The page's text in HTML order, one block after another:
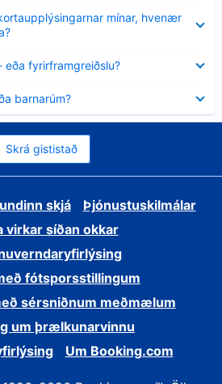
mínar, hvenær
eða fyrirframgreiðslu?
barnarúm?
Skrá gististað
skjá
Þjónustuskilmálar
virkar síðan okkar
fótsporsstillingum
sérsniðnum meðmælum
um þrælkunarvinnu
Um Booking.com